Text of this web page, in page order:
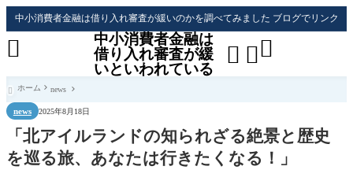
中小消費者金融は借り入れ審査が緩いのかを調べてみました ブログでリンク
中小消費者金融は
借り入れ審査が緩
いといわれている
 

 ホーム news
news 2025年8月18日
「北アイルランドの知られざる絶景と歴史
を巡る旅、あなたは行きたくなる！」